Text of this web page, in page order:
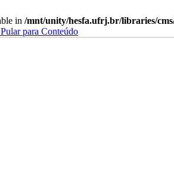
in /mnt/unity/hesfa.ufrj.br/libraries/
Pular para Conteúdo